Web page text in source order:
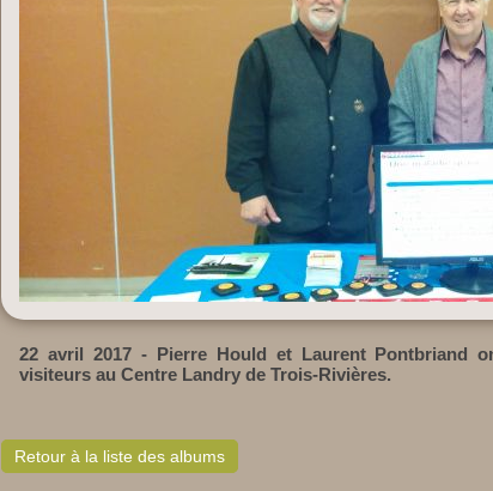
22 avril 2017 - Pierre Hould et Laurent Pontbriand
visiteurs au Centre Landry de Trois-Rivières.
Retour à la liste des albums